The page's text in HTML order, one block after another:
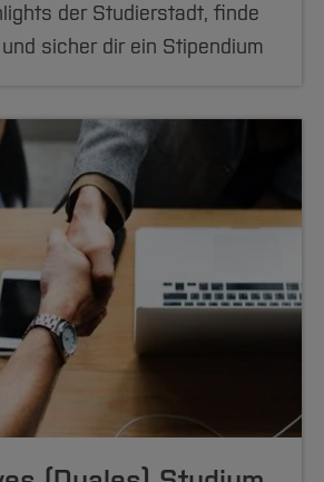
der Studierstadt, finde
sicher dir ein Stipendium